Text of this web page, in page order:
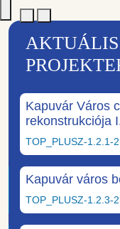
AKTUÁLIS
Kapuvár Város
rekonstrukciója
TOP_PLUSZ-1.2.1-
Kapuvár város
TOP_PLUSZ-1.2.3-